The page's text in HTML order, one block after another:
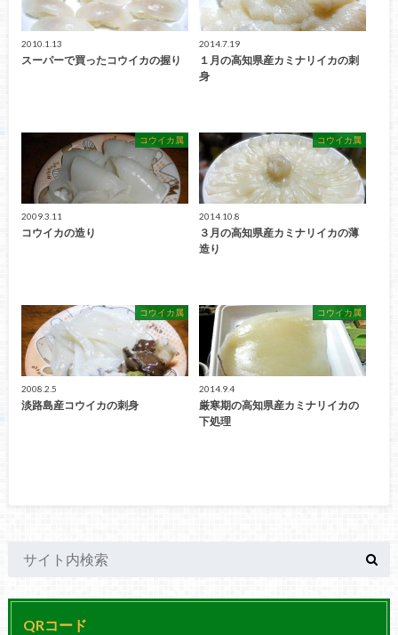
2010.1.13
スーパーで買ったコウイカの握り
2014.7.19
１月の高知県産カミナリイカの刺
身
コウイカ属
2009.3.11
コウイカの造り
コウイカ属
2014.10.8
３月の高知県産カミナリイカの薄
造り
コウイカ属
2008.2.5
淡路島産コウイカの刺身
コウイカ属
2014.9.4
厳寒期の高知県産カミナリイカの
下処理
QRコード